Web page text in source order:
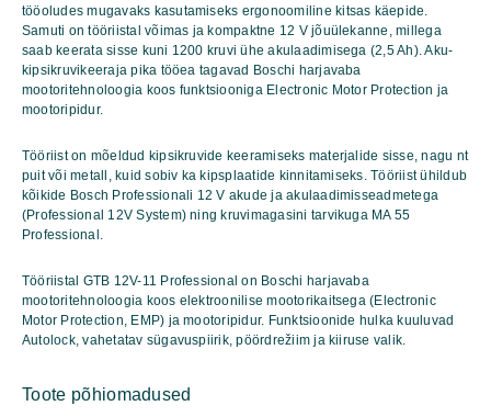
tööoludes mugavaks kasutamiseks ergonoomiline kitsas käepide.
Samuti on tööriistal võimas ja kompaktne 12 V jõuülekanne, millega
saab keerata sisse kuni 1200 kruvi ühe akulaadimisega (2,5 Ah). Aku-
kipsikruvikeeraja pika tööea tagavad Boschi harjavaba
mootoritehnoloogia koos funktsiooniga Electronic Motor Protection ja
mootoripidur.
Tööriist on mõeldud kipsikruvide keeramiseks materjalide sisse, nagu nt
puit või metall, kuid sobiv ka kipsplaatide kinnitamiseks. Tööriist ühildub
kõikide Bosch Professionali 12 V akude ja akulaadimisseadmetega
(Professional 12V System) ning kruvimagasini tarvikuga MA 55
Professional.
Tööriistal GTB 12V-11 Professional on Boschi harjavaba
mootoritehnoloogia koos elektroonilise mootorikaitsega (Electronic
Motor Protection, EMP) ja mootoripidur. Funktsioonide hulka kuuluvad
Autolock, vahetatav sügavuspiirik, pöördrežiim ja kiiruse valik.
Toote põhiomadused